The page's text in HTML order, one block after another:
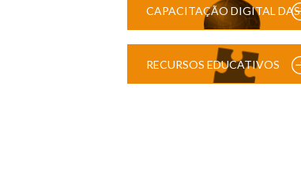
CAPACITAÇÃO DIGITAL DAS
RECURSOS EDUCATIVOS